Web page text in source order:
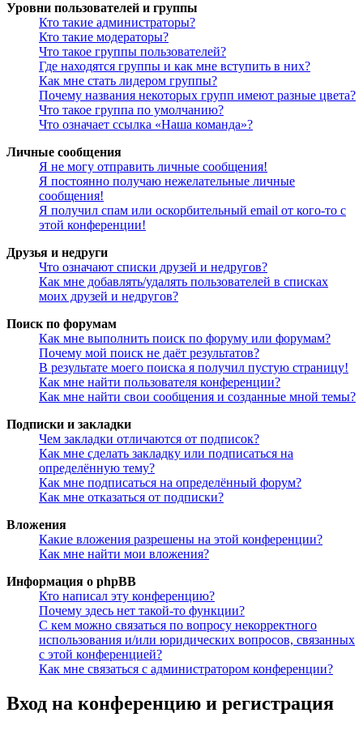
Уровни пользователей и группы
Кто такие администраторы?
Кто такие модераторы?
Что такое группы пользователей?
Где находятся группы и как мне вступить в них?
Как мне стать лидером группы?
Почему названия некоторых групп имеют разные цвета?
Что такое группа по умолчанию?
Что означает ссылка «Наша команда»?
Личные сообщения
Я не могу отправить личные сообщения!
Я постоянно получаю нежелательные личные
сообщения!
Я получил спам или оскорбительный email от кого-то с
этой конференции!
Друзья и недруги
Что означают списки друзей и недругов?
Как мне добавлять/удалять пользователей в списках
моих друзей и недругов?
Поиск по форумам
Как мне выполнить поиск по форуму или форумам?
Почему мой поиск не даёт результатов?
В результате моего поиска я получил пустую страницу!
Как мне найти пользователя конференции?
Как мне найти свои сообщения и созданные мной темы?
Подписки и закладки
Чем закладки отличаются от подписок?
Как мне сделать закладку или подписаться на
определённую тему?
Как мне подписаться на определённый форум?
Как мне отказаться от подписки?
Вложения
Какие вложения разрешены на этой конференции?
Как мне найти мои вложения?
Информация о phpBB
Кто написал эту конференцию?
Почему здесь нет такой-то функции?
С кем можно связаться по вопросу некорректного
использования и/или юридических вопросов, связанных
с этой конференцией?
Как мне связаться с администратором конференции?
Вход на конференцию и регистрация